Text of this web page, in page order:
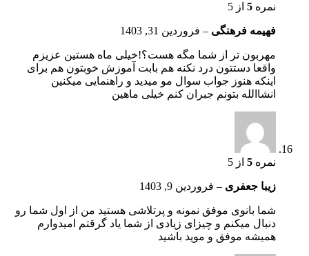
نمره 5 از 5
فهیمه فرهنگی – فروردین 31, 1403
مهربون تر از شما مگه هست؟!خیلی ماه هستین عزیزم
واقعا دستتون درد نکنه هم بابت آموزش خوبتون هم برای
اینکه هنوز جواب سوال مو میدید و راهنمایی میکنین
انشاالله بتونم جبران کنم خیلی ماهین
نمره 5 از 5
زیبا جعفری – فروردین 9, 1403
شما بانوی موفق نمونه و پرتلاشی هستید من از اول شما رو
دنبال میکنم و چیزای زیادی از شما یاد گرقتم امیدوارم
همیشه موفق و موید باشید